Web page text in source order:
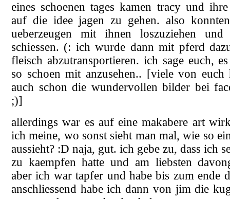
eines schoenen tages kamen tracy und
auf die idee jagen zu gehen. also
ueberzeugen mit ihnen loszuziehen
schiessen. (: ich wurde dann mit pferd
fleisch abzutransportieren. ich sage euch,
so schoen mit anzusehen.. [viele von euch
auch schon die wundervollen bilder bei
;)]
allerdings war es auf eine makabere art
ich meine, wo sonst sieht man mal, wie so
aussieht? :D naja, gut. ich gebe zu, dass ich
zu kaempfen hatte und am liebsten
aber ich war tapfer und habe bis zum ende
anschliessend habe ich dann von jim die